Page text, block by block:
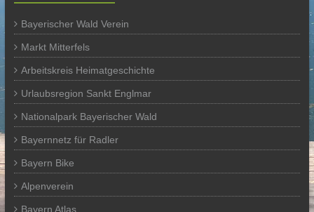
Bayerischer Wald Verein
Markt Mitterfels
Arbeitskreis Heimatgeschichte
Urlaubsregion Sankt Englmar
Nationalpark Bayerischer Wald
Bayernnetz für Radler
Bayern Bike
Alpenverein
Bayern Atlas